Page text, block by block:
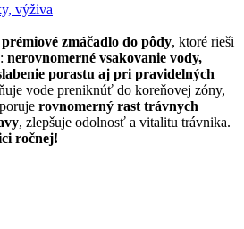
výživa
prémiové zmáčadlo do pôdy, ktoré rieši
nerovnomerné vsakovanie vody,
porastu aj pri pravidelných
vode preniknúť do koreňovej zóny,
rovnomerný rast trávnych
, zlepšuje odolnosť a vitalitu trávnika.
ročnej!